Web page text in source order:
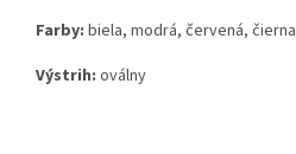
Farby: biela, modrá, červená, čierna
Výstrih: oválny